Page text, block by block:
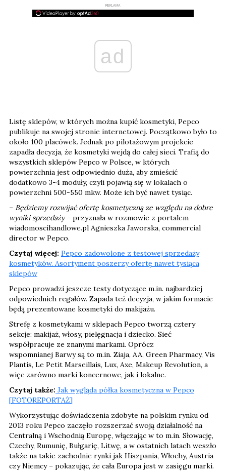
REKLAMA
ad
Listę sklepów, w których można kupić kosmetyki, Pepco
publikuje na swojej stronie internetowej. Początkowo było to
około 100 placówek. Jednak po pilotażowym projekcie
zapadła decyzja, że kosmetyki wejdą do całej sieci. Trafią do
wszystkich sklepów Pepco w Polsce, w których
powierzchnia jest odpowiednio duża, aby zmieścić
dodatkowo 3-4 moduły, czyli pojawią się w lokalach o
powierzchni 500-550 mkw. Może ich być nawet tysiąc.
– Będziemy rozwijać ofertę kosmetyczną ze względu na dobre
wyniki sprzedaży –przyznała w rozmowie z portalem
wiadomoscihandlowe.pl Agnieszka Jaworska, commercial
director w Pepco.
Czytaj więcej: Pepco zadowolone z testowej sprzedaży
kosmetyków. Asortyment poszerzy ofertę nawet tysiąca
sklepów
Pepco prowadzi jeszcze testy dotyczące m.in. najbardziej
odpowiednich regałów. Zapada też decyzja, w jakim formacie
będą prezentowane kosmetyki do makijażu.
Strefę z kosmetykami w sklepach Pepco tworzą cztery
sekcje: makijaż, włosy, pielęgnacja i dziecko. Sieć
współpracuje ze znanymi markami. Oprócz
wspomnianej Barwy są to m.in. Ziaja, AA, Green Pharmacy, Vis
Plantis, Le Petit Marseillais, Lux, Axe, Makeup Revolution, a
więc zarówno marki koncernowe, jak i lokalne.
Czytaj także: Jak wygląda półka kosmetyczna w Pepco
[FOTOREPORTAŻ]
Wykorzystując doświadczenia zdobyte na polskim rynku od
2013 roku Pepco zaczęło rozszerzać swoją działalność na
Centralną i Wschodnią Europę, włączając w to m.in. Słowację,
Czechy, Rumunię, Bułgarię, Litwę, a w ostatnich latach weszło
także na takie zachodnie rynki jak Hiszpania, Włochy, Austria
czy Niemcy – pokazując, że cała Europa jest w zasięgu marki.